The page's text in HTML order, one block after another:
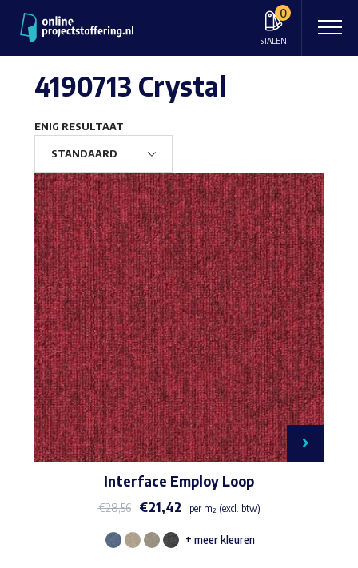
0
STALEN
4190713 Crystal
ENIG RESULTAAT
Interface Employ Loop
€28,56 €21,42 per m² (excl. btw)
Dit
+ meer kleuren